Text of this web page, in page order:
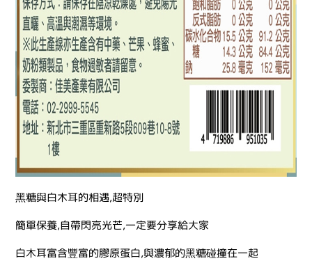
黑糖與白木耳的相遇,超特別
簡單保養,自帶閃亮光芒,一定要分享給大家
白木耳富含豐富的膠原蛋白,與濃郁的黑糖碰撞在一起